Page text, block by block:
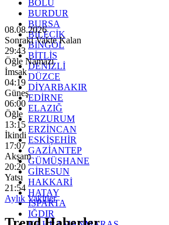
BOLU
BURDUR
BURSA
BİLECİK
BİNGÖL
BİTLİS
DENİZLİ
DÜZCE
DİYARBAKIR
EDİRNE
ELAZIĞ
ERZURUM
ERZİNCAN
ESKİŞEHİR
GAZİANTEP
GÜMÜŞHANE
GİRESUN
HAKKARİ
HATAY
ISPARTA
IĞDIR
08.08.2026
Sonraki Vakte Kalan
29:41
Öğle Namazı
İmsak
04:19
Güneş
06:00
Öğle
13:15
İkindi
17:07
Akşam
20:20
Yatsı
21:54
Aylık Vakitler